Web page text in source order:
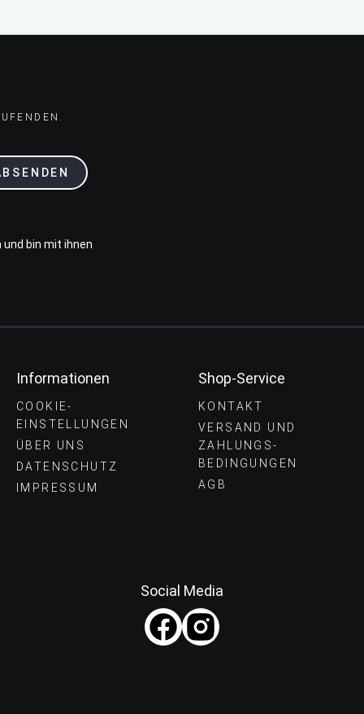
bin mit ihnen
Informationen
COOKIE-
EINSTELLUNGEN
ÜBER UNS
DATENSCHUTZ
IMPRESSUM
Shop-Service
KONTAKT
VERSAND UND
ZAHLUNGS­
BEDINGUNGEN
AGB
Social Media